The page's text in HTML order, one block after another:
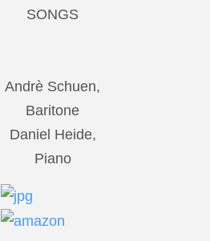
SONGS
Andrè Schuen,
Baritone
Daniel Heide,
Piano